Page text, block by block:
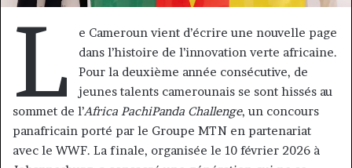
L
e Cameroun vient d’écrire une nouvelle page
dans l’histoire de l’innovation verte africaine.
Pour la deuxième année consécutive, de
jeunes talents camerounais se sont hissés au
sommet de l’Africa PachiPanda Challenge, un concours
panafricain porté par le Groupe MTN en partenariat
avec le WWF. La finale, organisée le 10 février 2026 à